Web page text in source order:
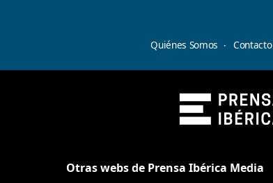
Quiénes Somos Contacto
Otras webs de Prensa Ibérica Media